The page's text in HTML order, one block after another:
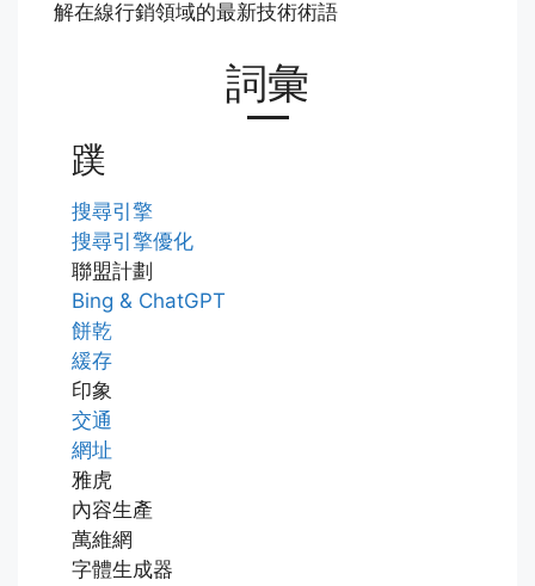
解在線行銷領域的最新技術術語
詞彙
蹼
搜尋引擎
搜尋引擎優化
聯盟計劃
Bing & ChatGPT
餅乾
緩存
印象
交通
網址
雅虎
內容生產
萬維網
字體生成器